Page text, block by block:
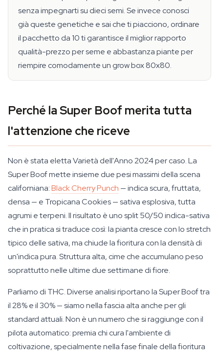
senza impegnarti su dieci semi. Se invece conosci
già queste genetiche e sai che ti piacciono, ordinare
il pacchetto da 10 ti garantisce il miglior rapporto
qualità-prezzo per seme e abbastanza piante per
riempire comodamente un grow box 80x80.
Perché la Super Boof merita tutta
l'attenzione che riceve
Non è stata eletta Varietà dell'Anno 2024 per caso. La
Super Boof mette insieme due pesi massimi della scena
californiana:Black Cherry Punch — indica scura, fruttata,
densa — e Tropicana Cookies — sativa esplosiva, tutta
agrumi e terpeni. Il risultato è uno split 50/50 indica-sativa
che in pratica si traduce così: la pianta cresce con lo stretch
tipico delle sativa, ma chiude la fioritura con la densità di
un'indica pura. Struttura alta, cime che accumulano peso
soprattutto nelle ultime due settimane di fiore.
Parliamo di THC. Diverse analisi riportano la Super Boof tra
il 28% e il 30% — siamo nella fascia alta anche per gli
standard attuali. Non è un numero che si raggiunge con il
pilota automatico: premia chi cura l'ambiente di
coltivazione, specialmente nella fase finale della fioritura